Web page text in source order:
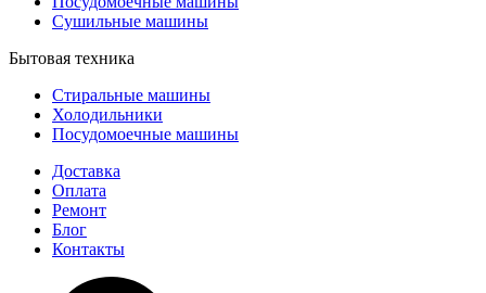
Сушильные машины
Бытовая техника
Стиральные машины
Холодильники
Посудомоечные машины
Доставка
Оплата
Ремонт
Блог
Контакты